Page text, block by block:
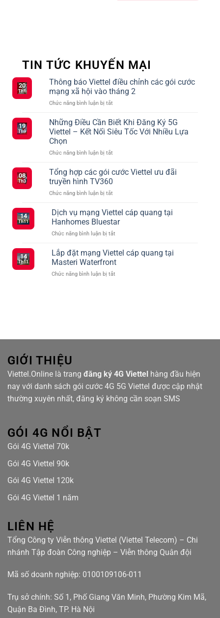
TIN TỨC KHUYẾN MẠI
20
Th1
Thông báo Viettel điều chỉnh các gói cước
mạng xã hội vào tháng 2
Chức năng bình luận bị tắt
báo
Viettel
điều
các
cước
hội
tháng
2
19
Th9
Những Điều Cần Biết Khi Đăng Ký 5G
Viettel – Kết Nối Siêu Tốc Với Nhiều Lựa
Chọn
Chức năng bình luận bị tắt
Điều
Khi
Ký
5G
–
Nối
Siêu
08
Th3
Tổng hợp các gói cước Viettel ưu đãi
truyền hình TV360
Chức năng bình luận bị tắt
hợp
gói
cước
ưu
đãi
hình
14
Th11
Dịch vụ mạng Viettel cáp quang tại
Hanhomes Bluestar
Chức năng bình luận bị tắt
vụ
mạng
Viettel
cáp
14
Th11
Lắp đặt mạng Viettel cáp quang tại
Masteri Waterfront
Chức năng bình luận bị tắt
Masteri
GIỚI THIỆU
Viettel.Online là trang đăng ký 4G Viettel hàng đầu hiện
nay với danh sách gói cước 4G 5G Viettel được cập nhật
thường xuyên nhất, đăng ký không cần soạn SMS
GÓI 4G NỔI BẬT
Gói 4G Viettel 70k
Gói 4G Viettel 90k
Gói 4G Viettel 120k
Gói 4G Viettel 1 năm
LIÊN HỆ
Tổng Công ty Viễn thông Viettel (Viettel Telecom) – Chi
nhánh Tập đoàn Công nghiệp – Viễn thông Quân đội
Mã số doanh nghiệp: 0100109106-011
Trụ sở chính: Số 1, Phố Giang Văn Minh, Phường Kim Mã,
Quận Ba Đình, TP. Hà Nội